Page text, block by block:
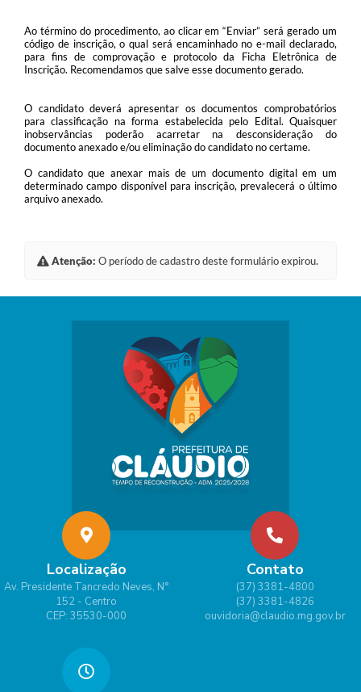
Ao término do procedimento, ao clicar em “Enviar” será gerado um
código de inscrição, o qual será encaminhado no e-mail declarado,
para fins de comprovação e protocolo da Ficha Eletrônica de
Inscrição. Recomendamos que salve esse documento gerado.
O candidato deverá apresentar os documentos comprobatórios
para classificação na forma estabelecida pelo Edital. Quaisquer
inobservâncias poderão acarretar na desconsideração do
documento anexado e/ou eliminação do candidato no certame.
O candidato que anexar mais de um documento digital em um
determinado campo disponível para inscrição, prevalecerá o último
arquivo anexado.
Atenção: O período de cadastro deste formulário expirou.
Localização
Av. Presidente Tancredo Neves, N°
152 - Centro
CEP: 35530-000
Contato
(37) 3381-4800
(37) 3381-4826
ouvidoria@claudio.mg.gov.br